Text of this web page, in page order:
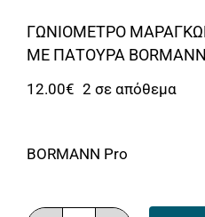
Γεννήτριες/Συγκόλληση
Αναλώσιμα
Περισσότερα
ΓΩΝΙΟΜΕΤΡΟ
ΜΕ ΠΑΤΟΥΡΑ
12.00€ 2 σε απόθεμα
BORMANN Pro